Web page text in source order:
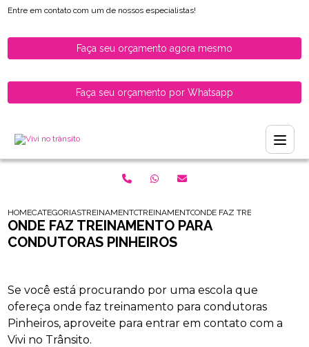
Entre em contato com um de nossos especialistas!
Faça seu orçamento agora mesmo
Faça seu orçamento por Whatsapp
HOMECATEGORIASTREINAMENTO PARA HABILITADOS
TREINAMENTO PARA CONDUTORES
ONDE FAZ TREINAMENTO
ONDE FAZ TREINAMENTO PARA
CONDUTORAS PINHEIROS
Se você está procurando por uma escola que
ofereça onde faz treinamento para condutoras
Pinheiros, aproveite para entrar em contato com a
Vivi no Trânsito.